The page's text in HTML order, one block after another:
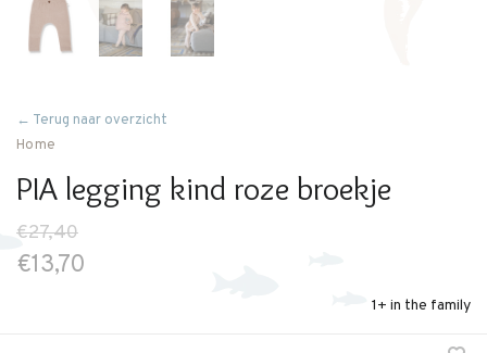
← Terug naar overzicht
Home
PIA legging kind roze broekje
€27,40
€13,70
1+ in the family